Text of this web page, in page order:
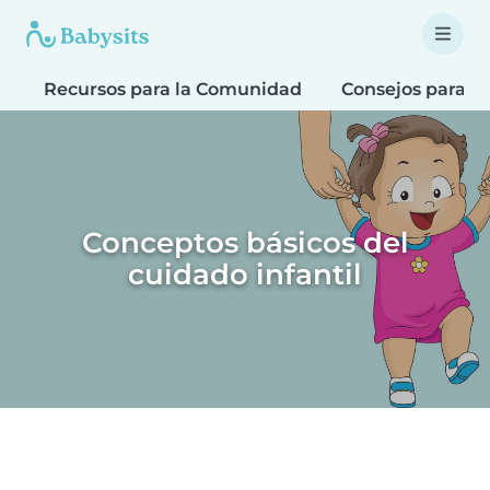
Recursos para la Comunidad Consejos para
Conceptos básicos del
cuidado infantil